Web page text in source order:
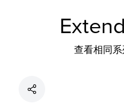
查看相同